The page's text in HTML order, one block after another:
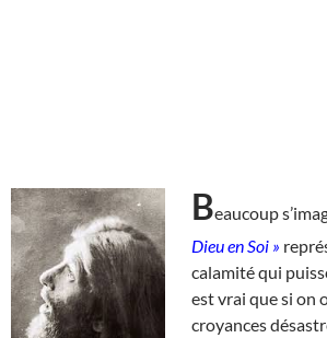
Beaucoup
Dieu en Soi »
calamité qui
est vrai que si on
croyances